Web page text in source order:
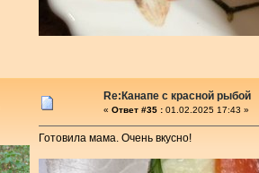
Re:Канапе с красной рыбой
« Ответ #35 : 01.02.2025 17:43 »
Готовила мама. Очень вкусно!